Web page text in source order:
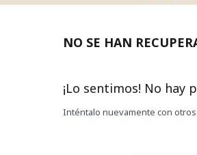
NO SE HAN
¡Lo sentimos! No hay
Inténtalo nuevamente con